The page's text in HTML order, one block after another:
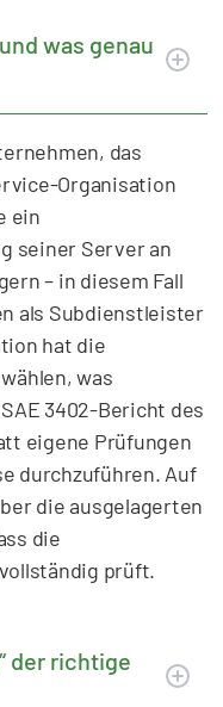
was genau
das
Organisation
ein
seiner Server an
– in diesem Fall
als Subdienstleister
hat die
was
3402-Bericht des
eigene Prüfungen
durchzuführen. Auf
die ausgelagerten
die
prüft.
der richtige